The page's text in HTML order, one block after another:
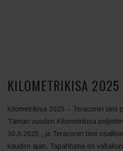
KILOMETRIKISA 2025
Kilometrikisa 2025 – Teraconin tiimi
Tämän vuoden Kilometrikisa
30.9.2025 , ja Teraconin tiimi
kauden ajan. Tapahtuma on